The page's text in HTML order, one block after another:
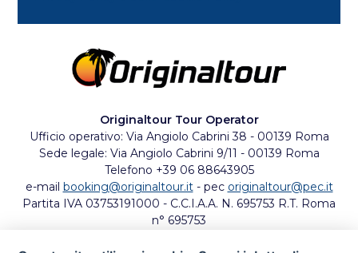
Originaltour Tour Operator
Ufficio operativo: Via Angiolo Cabrini 38 - 00139 Roma
Sede legale: Via Angiolo Cabrini 9/11 - 00139 Roma
Telefono +39 06 88643905
e-mail booking@originaltour.it- pec originaltour@pec.it
Partita IVA 03753191000 - C.C.I.A.A. N. 695753 R.T. Roma
n° 695753